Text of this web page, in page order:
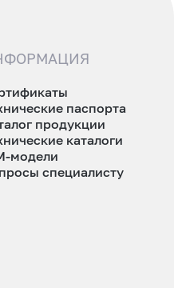
паспорта
продукции
каталоги
модели
специалисту